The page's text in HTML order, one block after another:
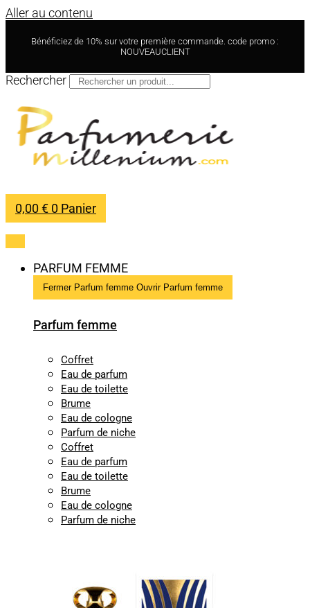
Aller au contenu
Bénéficiez de 10% sur votre première commande. code promo :
NOUVEAUCLIENT
Rechercher
0,00€ 0 Panier
PARFUM FEMME
Fermer Parfum femme Ouvrir Parfum femme
Parfum femme
Coffret
Eau de parfum
Eau de toilette
Brume
Eau de cologne
Parfum de niche
Coffret
Eau de parfum
Eau de toilette
Brume
Eau de cologne
Parfum de niche